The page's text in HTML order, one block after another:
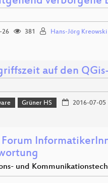
26 381 Hans-Jörg Kreowski
auf den
Grüner HS 2016-07-05
Forum
und